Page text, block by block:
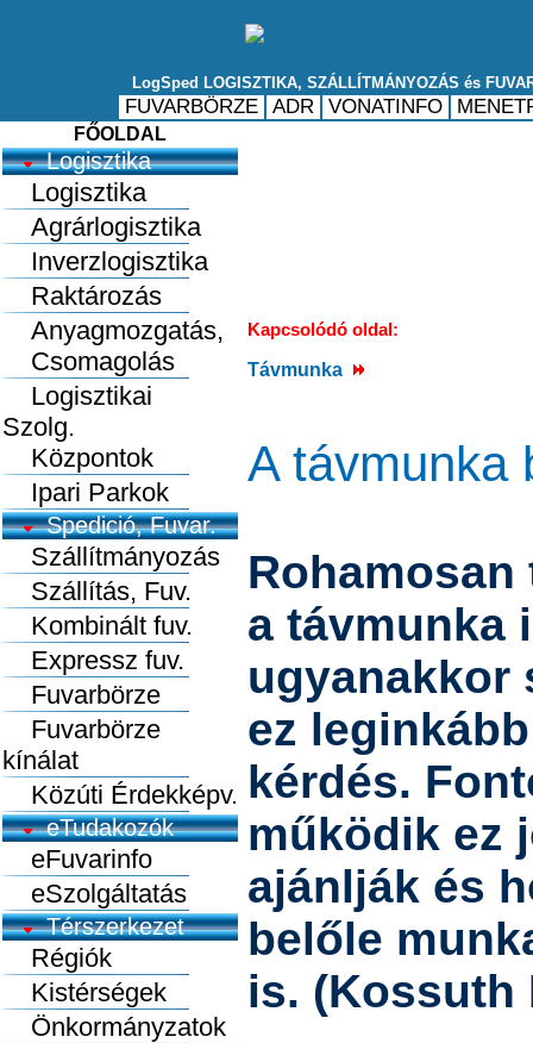
FŐOLDAL
Logisztika
Logisztika
Agrárlogisztika
Inverzlogisztika
Raktározás
Anyagmozgatás,
Csomagolás
Logisztikai
Szolg.
Központok
Ipari Parkok
Spedició, Fuvar.
Szállítmányozás
Szállítás, Fuv.
Kombinált fuv.
Expressz fuv.
Fuvarbörze
Fuvarbörze
kínálat
Közúti Érdekképv.
eTudakozók
eFuvarinfo
eSzolgáltatás
Térszerkezet
Régiók
Kistérségek
Önkormányzatok
Kapcsolódó oldal:
Távmunka
A távmunka
a távmunka
ugyanakkor
ez
kérdés.
működik ez
ajánlják és
belőle
is. (Kossuth